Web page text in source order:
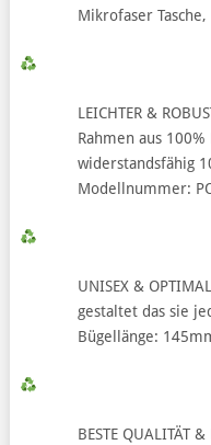
Mikrofaser
LEICHTER &
Rahmen aus
widerstandsfähig
Modellnummer:
UNISEX &
gestaltet das sie
Bügellänge:
BESTE QUALITÄT